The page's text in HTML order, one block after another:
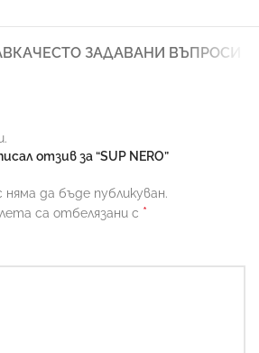
ЧЕСТО ЗАДАВАНИ ВЪПРОСИ
отзив за “SUP NERO”
да бъде публикуван.
са отбелязани с *